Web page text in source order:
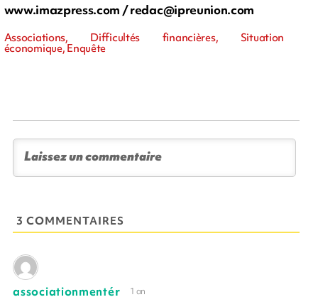
www.imazpress.com /redac@ipreunion.com
Associations, Difficultés financières, Situation
économique, Enquête
3 COMMENTAIRES
associationmentér 1 an